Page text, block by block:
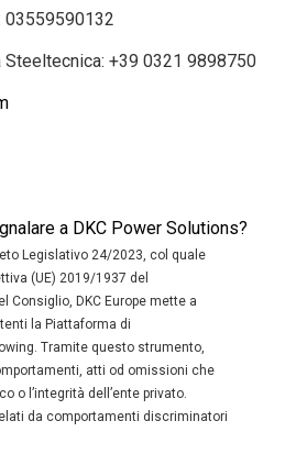
03559590132
Steeltecnica: +39 0321 9898750
a DKC Power Solutions?
Legislativo 24/2023, col quale
(UE) 2019/1937 del
Consiglio, DKC Europe mette a
la Piattaforma di
Tramite questo strumento,
atti od omissioni che
o l’integrità dell’ente privato.
da comportamenti discriminatori